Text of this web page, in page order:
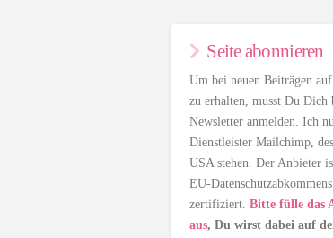
Seite abonnieren
Um bei neuen Beiträgen
zu erhalten, musst Du Dich
Newsletter anmelden. Ich
Dienstleister Mailchimp,
USA stehen. Der Anbieter
EU-
zertifiziert.Bitte fülle das
aus, Du wirst dabei auf